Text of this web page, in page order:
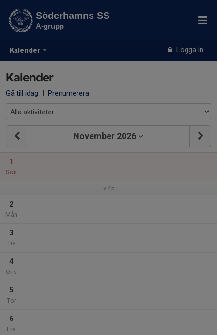
Kalender Logga in
Söderhamns SS
A-grupp
Kalender
Gå till idag | Prenumerera
November 2026
1
Sön
v.45
2
Mån
3
Tis
4
Ons
5
Tor
6
Fre